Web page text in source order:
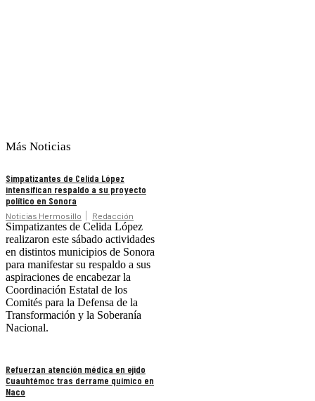
Más Noticias
Simpatizantes de Celida López
intensifican respaldo a su proyecto
político en Sonora
Noticias Hermosillo Redacción
Simpatizantes de Celida López
realizaron este sábado actividades
en distintos municipios de Sonora
para manifestar su respaldo a sus
aspiraciones de encabezar la
Coordinación Estatal de los
Comités para la Defensa de la
Transformación y la Soberanía
Nacional.
Refuerzan atención médica en ejido
Cuauhtémoc tras derrame químico en
Naco